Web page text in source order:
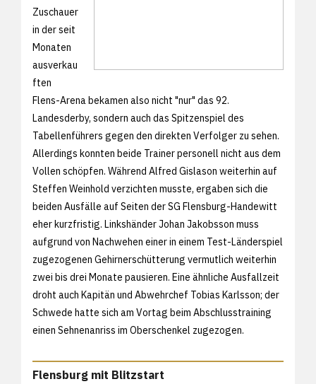
Zuschauer
in der seit
Monaten
ausverkau
ften
Flens-Arena bekamen also nicht "nur" das 92.
Landesderby, sondern auch das Spitzenspiel des
Tabellenführers gegen den direkten Verfolger zu sehen.
Allerdings konnten beide Trainer personell nicht aus dem
Vollen schöpfen. Während Alfred Gislason weiterhin auf
Steffen Weinhold verzichten musste, ergaben sich die
beiden Ausfälle auf Seiten der SG Flensburg-Handewitt
eher kurzfristig. Linkshänder Johan Jakobsson muss
aufgrund von Nachwehen einer in einem Test-Länderspiel
zugezogenen Gehirnerschütterung vermutlich weiterhin
zwei bis drei Monate pausieren. Eine ähnliche Ausfallzeit
droht auch Kapitän und Abwehrchef Tobias Karlsson; der
Schwede hatte sich am Vortag beim Abschlusstraining
einen Sehnenanriss im Oberschenkel zugezogen.
Flensburg mit Blitzstart